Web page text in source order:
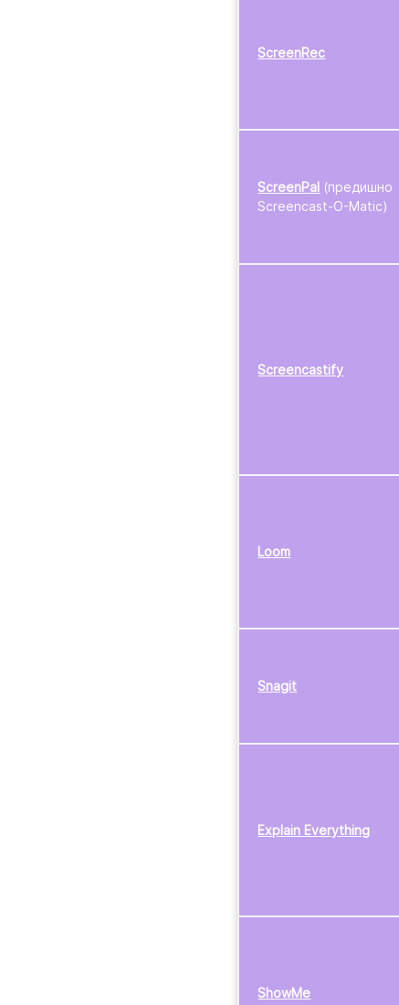
ScreenRec
ScreenPal (предишно
Screencast-O-Matic)
Screencastify
Loom
Snagit
Explain Everything
ShowMe